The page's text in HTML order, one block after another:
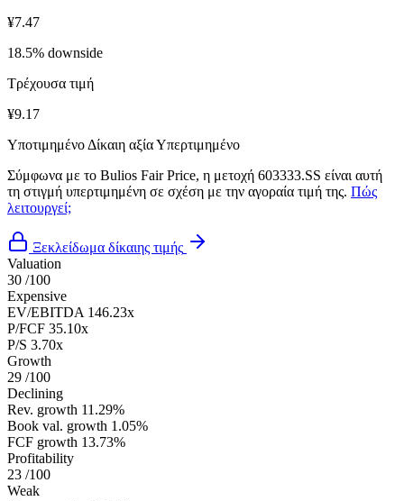
¥7.47
18.5% downside
Τρέχουσα τιμή
¥9.17
Υποτιμημένο Δίκαιη αξίαΥπερτιμημένο
Σύμφωνα με το Bulios Fair Price, η μετοχή 603333.SS είναι αυτή
τη στιγμή υπερτιμημένη σε σχέση με την αγοραία τιμή της. Πώς
λειτουργεί;
Ξεκλείδωμα δίκαιης τιμής
Valuation
30 /100
Expensive
EV/EBITDA 146.23x
P/FCF 35.10x
P/S 3.70x
Growth
29 /100
Declining
Rev. growth 11.29%
Book val. growth 1.05%
FCF growth 13.73%
Profitability
23 /100
Weak